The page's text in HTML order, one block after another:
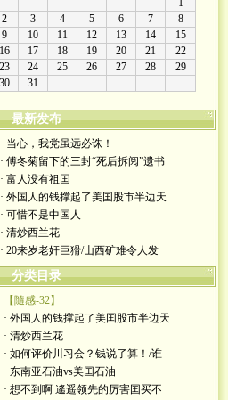
最新发布
· 当心，我党虽远必诛！
· 傅冬菊留下的三封“死后拆阅”遗书
· 富人没有祖囯
· 外国人的钱撑起了美囯股市半边天
· 可惜不是中国人
· 清炒西兰花
· 20来岁老奸巨猾/山西矿难令人发
分类目录
【隨感-32】
· 外国人的钱撑起了美囯股市半边天
· 清炒西兰花
· 如何评价川习会？钱说了算！/谁
· 东南亚石油vs美囯石油
· 想不到啊 遙遥领先的厉害囯买不